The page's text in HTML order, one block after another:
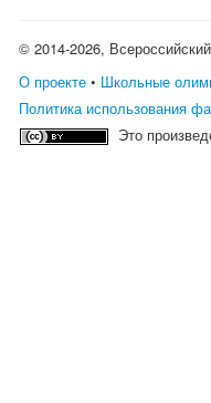
© 2014-2026,
О проекте • Школьные
Политика использования
Это